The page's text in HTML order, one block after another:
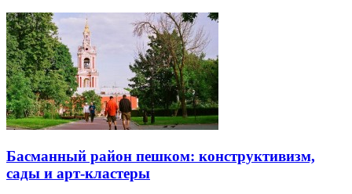
Басманный район пешком: конструктивизм,
сады и арт-кластеры